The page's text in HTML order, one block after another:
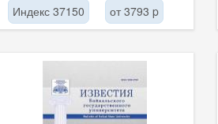
Индекс 37150 от 3793 p